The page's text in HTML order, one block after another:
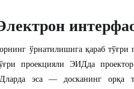
ўрнатилишига қараб тўғри
проекцияли ЭИДда
эса — досканинг орқа